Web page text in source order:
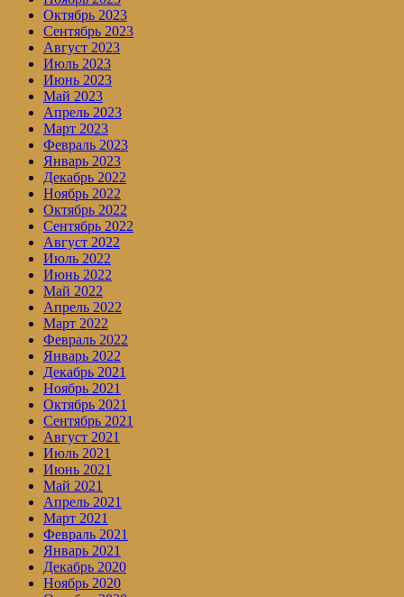
Октябрь 2023
Сентябрь 2023
Август 2023
Июль 2023
Июнь 2023
Май 2023
Апрель 2023
Март 2023
Февраль 2023
Январь 2023
Декабрь 2022
Ноябрь 2022
Октябрь 2022
Сентябрь 2022
Август 2022
Июль 2022
Июнь 2022
Май 2022
Апрель 2022
Март 2022
Февраль 2022
Январь 2022
Декабрь 2021
Ноябрь 2021
Октябрь 2021
Сентябрь 2021
Август 2021
Июль 2021
Июнь 2021
Май 2021
Апрель 2021
Март 2021
Февраль 2021
Январь 2021
Декабрь 2020
Ноябрь 2020